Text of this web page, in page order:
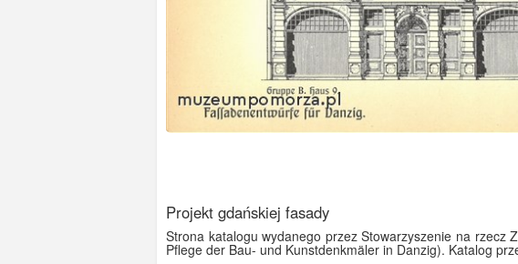
Projekt gdańskiej fasady
Strona katalogu wydanego przez Stowarzyszenie na rzecz
Pflege der Bau- und Kunstdenkmäler in Danzig). Katalog